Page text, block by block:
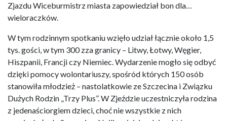
Zjazdu Wiceburmistrz miasta zapowiedział bon dla…
wieloraczków.
W tym rodzinnym spotkaniu wzięło udział łącznie około 1,5
tys. gości, w tym 300 zza granicy – Litwy, Łotwy, Węgier,
Hiszpanii, Francji czy Niemiec. Wydarzenie mogło się odbyć
dzięki pomocy wolontariuszy, spośród których 150 osób
stanowiła młodzież – nastolatkowie ze Szczecina i Związku
Dużych Rodzin „Trzy Plus”. W Zjeździe uczestniczyła rodzina
z jedenaściorgiem dzieci, choć nie wszystkie z nich